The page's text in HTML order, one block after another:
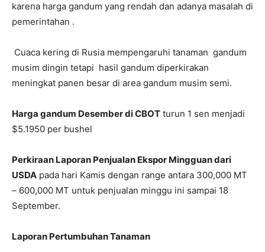
karena harga gandum yang rendah dan adanya masalah di
pemerintahan .
Cuaca kering di Rusia mempengaruhi tanaman gandum
musim dingin tetapi hasil gandum diperkirakan
meningkat panen besar di area gandum musim semi.
Harga gandum Desember di CBOT turun 1 sen menjadi
$5.1950 per bushel
Perkiraan Laporan Penjualan Ekspor Mingguan dari
USDA pada hari Kamis dengan range antara 300,000 MT
– 600,000 MT untuk penjualan minggu ini sampai 18
September.
Laporan Pertumbuhan Tanaman